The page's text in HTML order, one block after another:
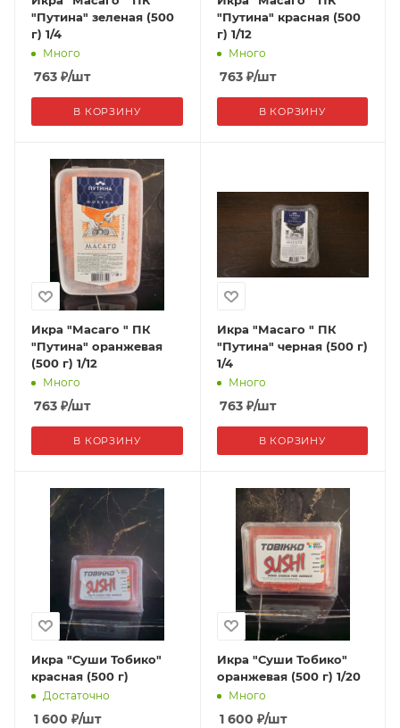
"Путина" зеленая (500
г) 1/4
Много
763 ₽/шт
В КОРЗИНУ
"Путина" красная (500
г) 1/12
Много
763₽/шт
В КОРЗИНУ
Икра "Масаго " ПК
"Путина" оранжевая
(500 г) 1/12
Много
763 ₽/шт
В КОРЗИНУ
Икра "Масаго " ПК
"Путина" черная (500 г)
1/4
Много
763₽/шт
В КОРЗИНУ
Икра "Суши Тобико"
красная (500 г)
Достаточно
1 600 ₽/шт
Икра "Суши Тобико"
оранжевая (500 г) 1/20
Много
1 600 ₽/шт